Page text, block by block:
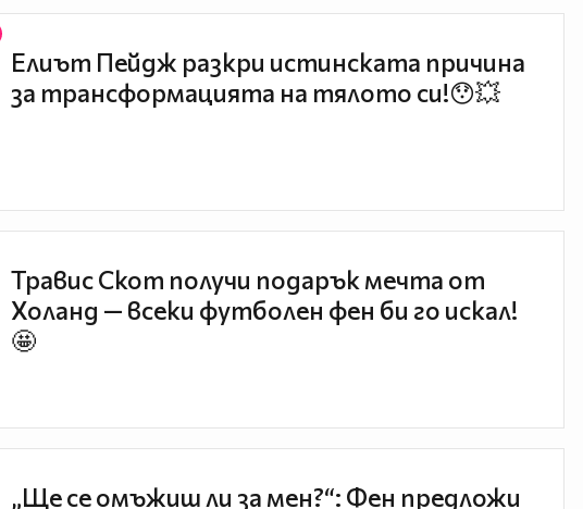
Елиът Пейдж разкри истинската причина
за трансформацията на тялото си!😯💥
Травис Скот получи подарък мечта от
Холанд — всеки футболен фен би го искал!
🤩
„Ще се омъжиш ли за мен?“: Фен предложи